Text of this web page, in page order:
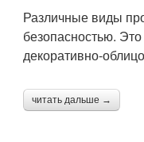
Различные виды
безопасностью.
декоративно-
читать дальше →